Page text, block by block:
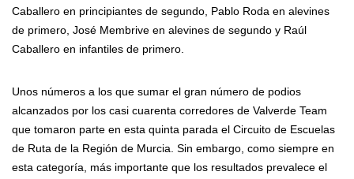
Caballero en principiantes de segundo, Pablo Roda en alevines
de primero, José Membrive en alevines de segundo y Raúl
Caballero en infantiles de primero.
Unos números a los que sumar el gran número de podios
alcanzados por los casi cuarenta corredores de Valverde Team
que tomaron parte en esta quinta parada el Circuito de Escuelas
de Ruta de la Región de Murcia. Sin embargo, como siempre en
esta categoría, más importante que los resultados prevalece el